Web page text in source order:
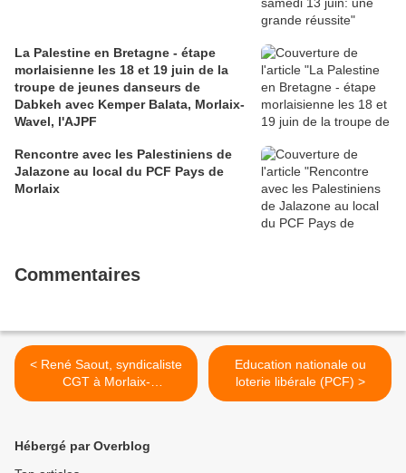
La Palestine en Bretagne - étape
morlaisienne les 18 et 19 juin de la
troupe de jeunes danseurs de
Dabkeh avec Kemper Balata, Morlaix-
Wavel, l'AJPF
Rencontre avec les Palestiniens de
Jalazone au local du PCF Pays de
Morlaix
Commentaires
< René Saout, syndicaliste
CGT à Morlaix-
Communauté: un grand
Education nationale ou
loterie libérale (PCF) >
Hébergé par Overblog